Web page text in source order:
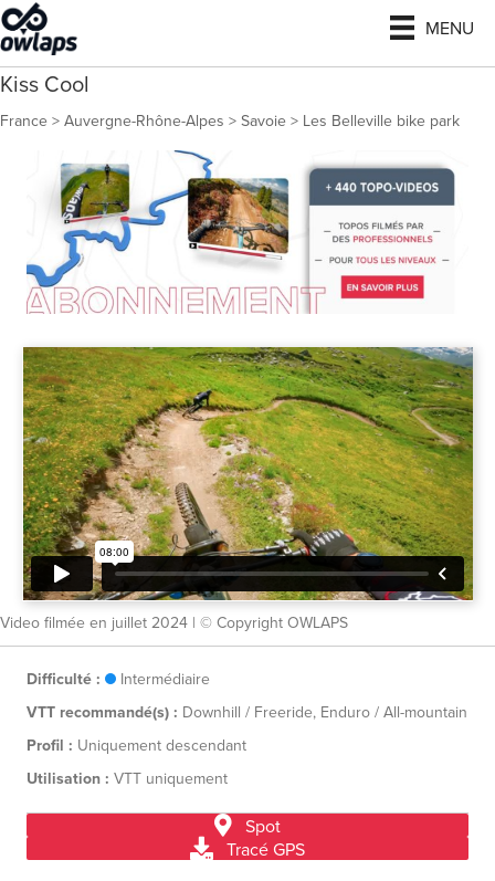
MENU
Kiss Cool
France>Auvergne-Rhône-Alpes >Savoie> Les Belleville bike park
Video filmée en juillet 2024 | © Copyright OWLAPS
Difficulté :
Intermédiaire
VTT recommandé(s) : Downhill / Freeride, Enduro / All-mountain
Profil : Uniquement descendant
Utilisation : VTT uniquement
Spot
Tracé GPS